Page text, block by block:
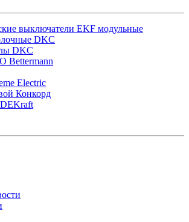
выключатели EKF модульные
DKC
DKC
Bettermann
Electric
Конкорд